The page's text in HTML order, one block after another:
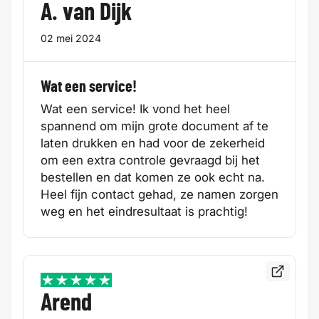
A. van Dijk
02 mei 2024
Wat een service!
Wat een service! Ik vond het heel
spannend om mijn grote document af te
laten drukken en had voor de zekerheid
om een extra controle gevraagd bij het
bestellen en dat komen ze ook echt na.
Heel fijn contact gehad, ze namen zorgen
weg en het eindresultaat is prachtig!
5 / 5
Arend
Bekijk